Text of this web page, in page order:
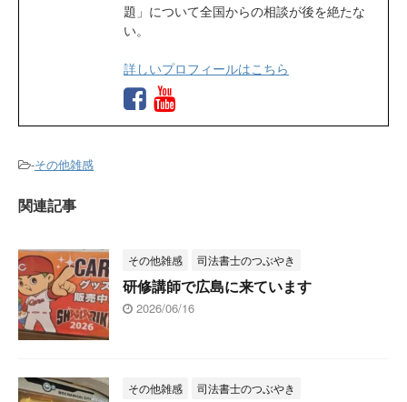
題」について全国からの相談が後を絶たな
い。
詳しいプロフィールはこちら
-その他雑感
関連記事
その他雑感 司法書士のつぶやき
研修講師で広島に来ています
2026/06/16
その他雑感 司法書士のつぶやき